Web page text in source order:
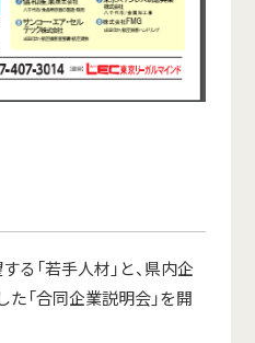
る「若手人材」と、県内企
「合同企業説明会」を開